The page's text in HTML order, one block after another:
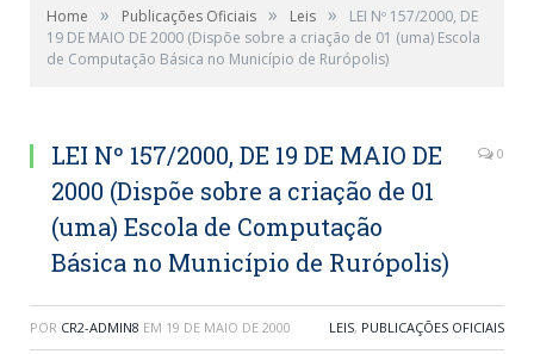
Home » Publicações Oficiais » Leis »
LEI Nº 157/2000, DE
19 DE MAIO DE 2000 (Dispõe sobre a criação de 01 (uma) Escola
de Computação Básica no Município de Rurópolis)
LEI Nº 157/2000, DE 19 DE MAIO DE
2000 (Dispõe sobre a criação de 01
(uma) Escola de Computação
Básica no Município de Rurópolis)
0
POR CR2-ADMIN8 EM 19 DE MAIO DE 2000 LEIS, PUBLICAÇÕES OFICIAIS